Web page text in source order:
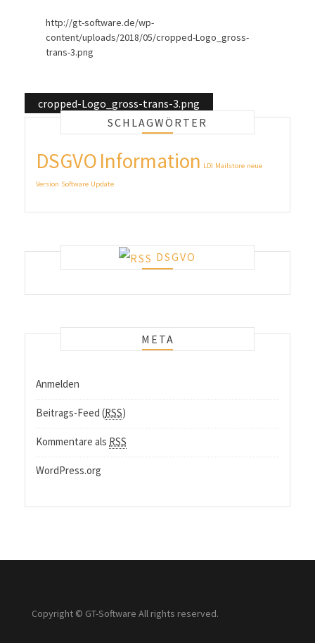
http://gt-software.de/wp-
content/uploads/2018/05/cropped-Logo_gross-
trans-3.png
Beitragsnavigation
cropped-Logo_gross-trans-3.png
SCHLAGWÖRTER
DSGVOInformation LDI Mailstore neue
Version Software Update
DSGVO
META
Anmelden
Beitrags-Feed (RSS)
Kommentare als RSS
WordPress.org
Copyright © GT-Software All rights reserved.